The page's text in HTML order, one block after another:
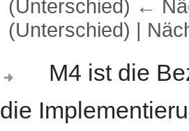
(Unterschied) ←
(Unterschied) |
M4 ist die
die